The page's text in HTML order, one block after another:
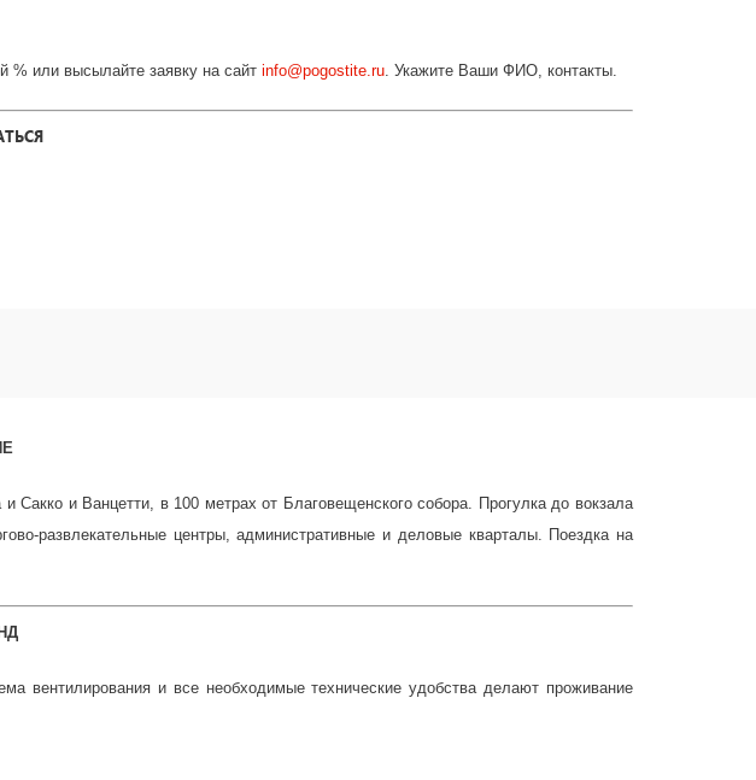
% или высылайте заявку на сайт info@pogostite.ru . Укажите Ваши ФИО, контакты.
Сакко и Ванцетти, в 100 метрах от Благовещенского собора. Прогулка до вокзала
развлекательные центры, административные и деловые кварталы. Поездка на
вентилирования и все необходимые технические удобства делают проживание